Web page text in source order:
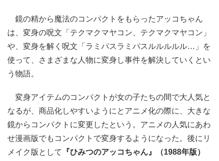
鏡の精から魔法のコンパクトをもらったアッコちゃん
は、変身の呪文「テクマクマヤコン、テクマクマヤコン」
や、変身を解く呪文「ラミパスラミパスルルルルル…」を
使って、さまざまな人物に変身し事件を解決していくとい
う物語。
変身アイテムのコンパクトが女の子たちの間で大人気と
なるが、商品化しやすいようにとアニメ化の際に、大きな
鏡からコンパクトに変更したという。アニメの人気にあわ
せ漫画版でもコンパクトで変身するようになった。後にリ
メイク版として
『ひみつのアッコちゃん』（1988年版）